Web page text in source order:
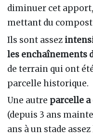
diminuer cet
mettant du
Ils sont assez
les enchaînements
de terrain qui ont
parcelle historique.
Une autre parcelle a
(depuis 3 ans
ans à un stade